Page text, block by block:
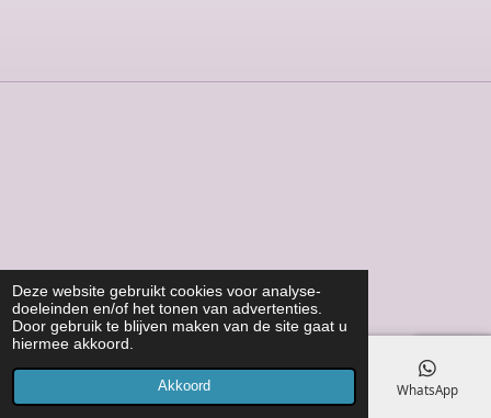
Deze website gebruikt cookies voor analyse-
doeleinden en/of het tonen van advertenties.
Door gebruik te blijven maken van de site gaat u
hiermee akkoord.
Akkoord
Telefoonnummer WhatsApp